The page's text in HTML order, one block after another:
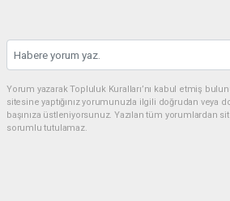
Yorum yazarak Topluluk Kuralları’nı kabul etmiş
sitesine yaptığınız yorumunuzla ilgili doğrudan veya
başınıza üstleniyorsunuz. Yazılan tüm yorumlardan
sorumlu tutulamaz.